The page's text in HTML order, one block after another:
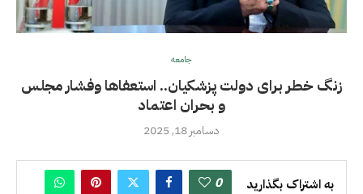
جامعه
زنگ خطر برای دولت پزشکیان.. استعفاها وفشار مجلس
و بحران اعتماد
دسامبر 18, 2025
به اشتراک بگذارید 0